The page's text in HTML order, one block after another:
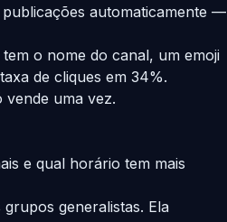
publicações automaticamente —
o nome do canal, um emoji
de cliques em 34%.
uma vez.
e qual horário tem mais
generalistas. Ela